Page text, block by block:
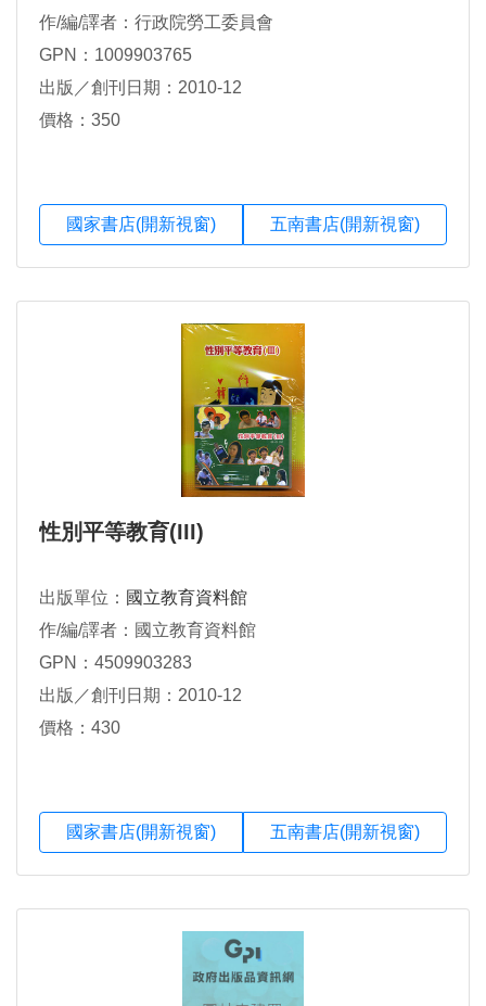
作/編/譯者：行政院勞工委員會
GPN：1009903765
出版／創刊日期：2010-12
價格：350
國家書店(開新視窗) 五南書店(開新視窗)
性別平等教育(III)
出版單位： 國立教育資料館
作/編/譯者：國立教育資料館
GPN：4509903283
出版／創刊日期：2010-12
價格：430
國家書店(開新視窗) 五南書店(開新視窗)